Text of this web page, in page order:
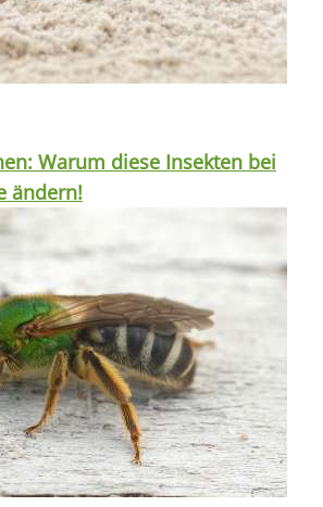
Warum diese Insekten bei
ändern!